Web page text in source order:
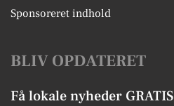
Sponsoreret indhold
BLIV OPDATERET
Få lokale nyheder GRATIS